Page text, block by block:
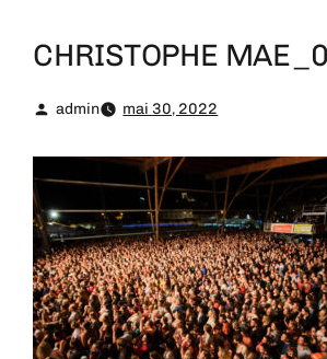
CHRISTOPHE
admin mai 30, 2022